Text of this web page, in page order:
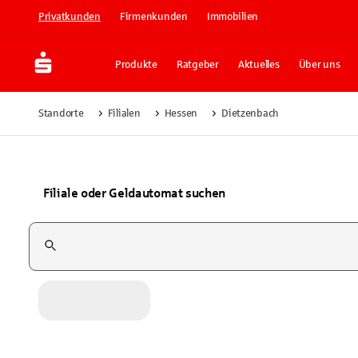
Privatkunden Firmenkunden Immobilien
Produkte Ratgeber Aktuelles Über uns
Standorte Filialen Hessen Dietzenbach
Filiale oder Geldautomat suchen
Suchfeld